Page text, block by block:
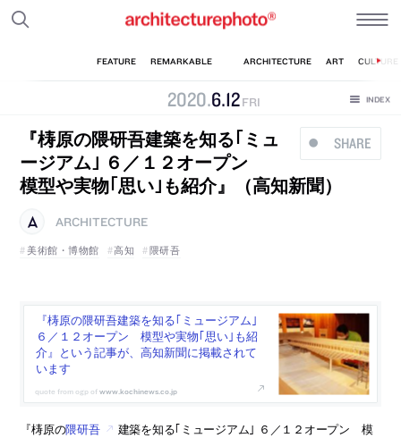
2020.6.12 FRI
SHARE
『梼原の隈研吾建築を知る｢ミュ
ージアム｣ ６／１２オープン
模型や実物｢思い｣も紹介』（高知新聞）
ARCHITECTURE
美術館・博物館
高知 隈研吾
『梼原の隈研吾建築を知る｢ミュージアム｣
６／１２オープン 模型や実物｢思い｣も紹
介』という記事が、高知新聞に掲載されて
います
www.kochinews.co.jp
『梼原の隈研吾
建築を知る｢ミュージアム｣ ６／１２オープン 模